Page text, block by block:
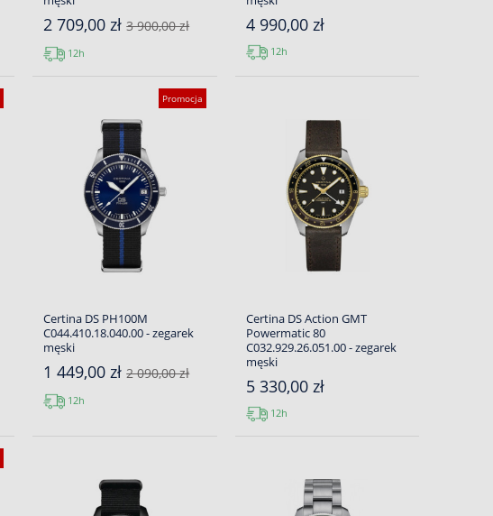
2 709,00 zł3 900,00 zł
12h
4 990,00 zł
12h
Promocja
Certina DS PH100M
C044.410.18.040.00 - zegarek
męski
1 449,00 zł2 090,00 zł
12h
Certina DS Action GMT
Powermatic 80
C032.929.26.051.00 - zegarek
męski
5 330,00 zł
12h